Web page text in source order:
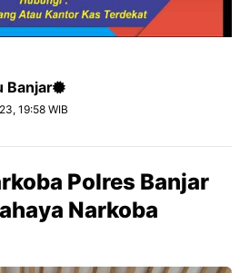
Banjar
19:58 WIB
Polres Banjar
Narkoba